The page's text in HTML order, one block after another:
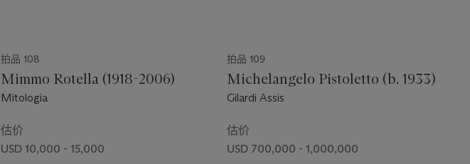
拍品 108
Mimmo Rotella (1918-2006)
Mitologia
估价
USD 10,000 - 15,000
拍品 109
Michelangelo Pistoletto (b. 1933)
Gilardi Assis
估价
USD 700,000 - 1,000,000